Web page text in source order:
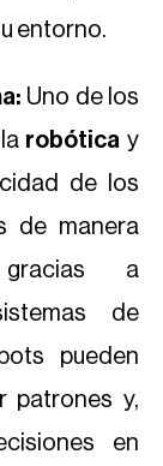
entorno.
Uno de los
robótica y
de los
de manera
gracias a
de
pueden
patrones y,
en